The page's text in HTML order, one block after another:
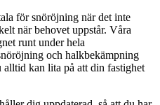
för snöröjning när det inte
när behovet uppstår. Våra
runt under hela
och halkbekämpning
alltid kan lita på att din fastighet